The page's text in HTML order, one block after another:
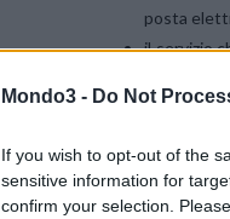
Mondo3 - Do Not
If you wish to opt-out of the
sensitive information for
confirm your selection.
posta
il servizio
i quali
Paypal,